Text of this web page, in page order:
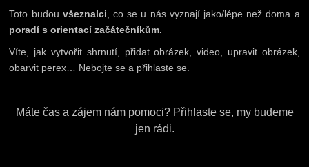
Toto budou všeznalci , co se u nás vyznají jako/lépe než doma a
poradí s orientací začátečníkům.
Víte, jak vytvořit shrnutí, přidat obrázek, video, upravit obrázek,
obarvit perex… Nebojte se a přihlaste se.
Máte čas a zájem nám pomoci? Přihlaste se, my budeme
jen rádi.